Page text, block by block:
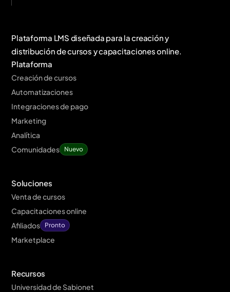
Plataforma LMS diseñada para la creación y
distribución de cursos y capacitaciones online.
Plataforma
Creación de cursos
Automatizaciones
Integraciones de pago
Marketing
Analítica
Comunidades
Nuevo
Soluciones
Venta de cursos
Capacitaciones online
Afiliados
Pronto
Marketplace
Recursos
Universidad de Sabionet